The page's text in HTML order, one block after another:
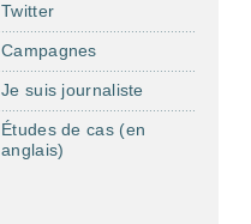
Twitter
Campagnes
Je suis journaliste
Études de cas (en
anglais)